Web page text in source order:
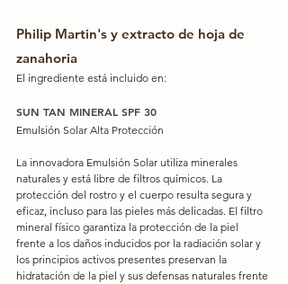
Philip Martin's y extracto de hoja de
zanahoria
El ingrediente está incluido en:
SUN TAN MINERAL SPF 30
Emulsión Solar Alta Protección
La innovadora Emulsión Solar utiliza minerales
naturales y está libre de filtros químicos. La
protección del rostro y el cuerpo resulta segura y
eficaz, incluso para las pieles más delicadas. El filtro
mineral físico garantiza la protección de la piel
frente a los daños inducidos por la radiación solar y
los principios activos presentes preservan la
hidratación de la piel y sus defensas naturales frente